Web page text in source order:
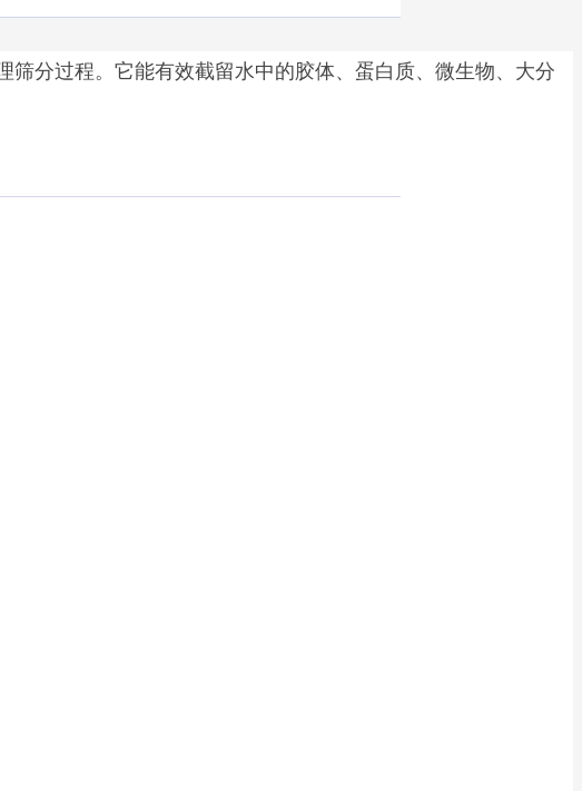
分过程。它能有效截留水中的胶体、蛋白质、微生物、大分